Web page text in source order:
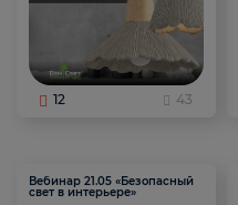
12 43
Вебинар 21.05 «Безопасный
свет в интерьере»